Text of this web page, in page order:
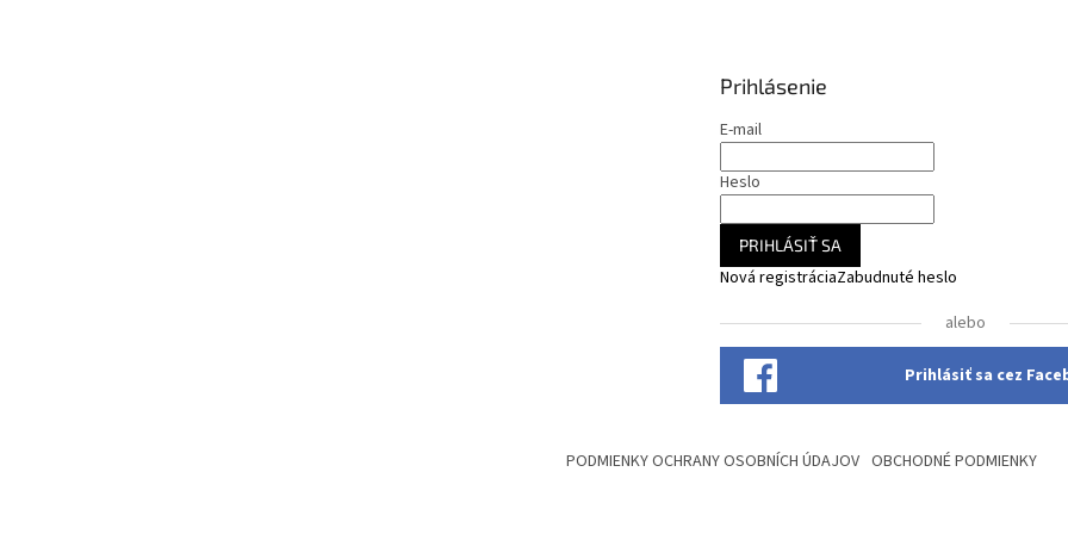
Prihlásenie
E-mail
Heslo
PRIHLÁSIŤ SA
Nová registráciaZabudnuté heslo
alebo
Prihlásiť sa cez
PODMIENKY OCHRANY OSOBNÍCH ÚDAJOV OBCHODNÉ PODMIENKY